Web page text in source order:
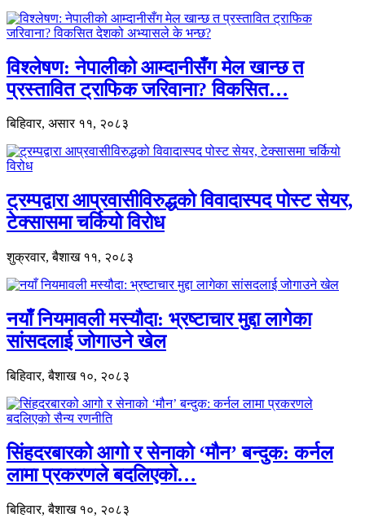
विश्लेषण: नेपालीको आम्दानीसँग मेल खान्छ त
प्रस्तावित ट्राफिक जरिवाना? विकसित…
बिहिवार, असार ११, २०८३
ट्रम्पद्वारा आप्रवासीविरुद्धको विवादास्पद पोस्ट सेयर,
टेक्सासमा चर्कियो विरोध
शुक्रवार, बैशाख ११, २०८३
नयाँ नियमावली मस्यौदा: भ्रष्टाचार मुद्दा लागेका
सांसदलाई जोगाउने खेल
बिहिवार, बैशाख १०, २०८३
सिंहदरबारको आगो र सेनाको ‘मौन’ बन्दुक: कर्नल
लामा प्रकरणले बदलिएको…
बिहिवार, बैशाख १०, २०८३